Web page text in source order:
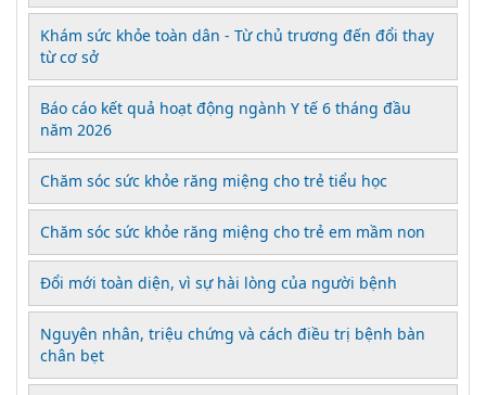
Khám sức khỏe toàn dân - Từ chủ trương đến đổi thay
từ cơ sở
Báo cáo kết quả hoạt động ngành Y tế 6 tháng đầu
năm 2026
Chăm sóc sức khỏe răng miệng cho trẻ tiểu học
Chăm sóc sức khỏe răng miệng cho trẻ em mầm non
Đổi mới toàn diện, vì sự hài lòng của người bệnh
Nguyên nhân, triệu chứng và cách điều trị bệnh bàn
chân bẹt